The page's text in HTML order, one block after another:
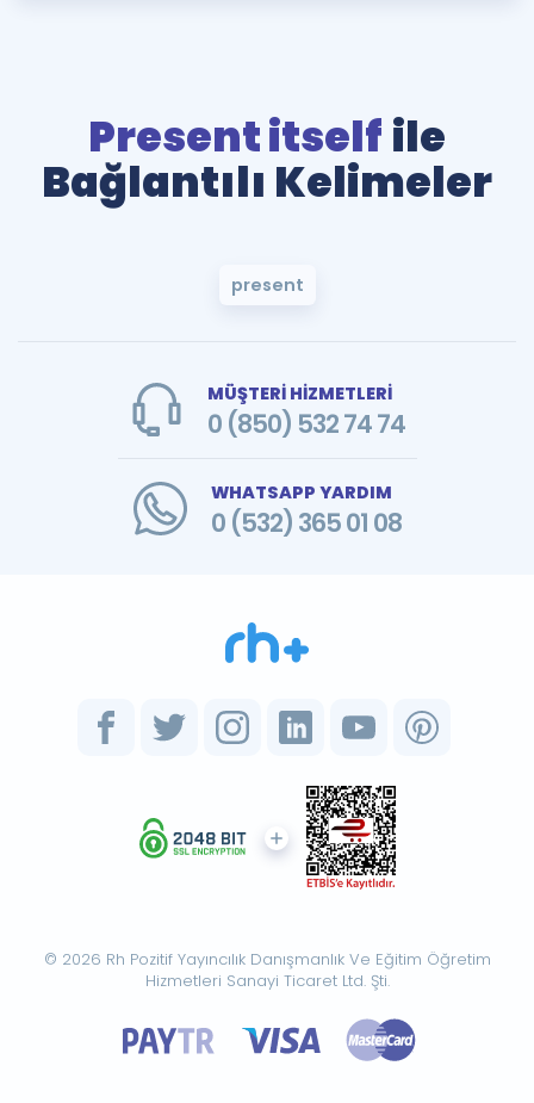
Present itself ile
Bağlantılı Kelimeler
present
MÜŞTERİ HİZMETLERİ
0 (850) 532 74 74
WHATSAPP YARDIM
0 (532) 365 01 08
© 2026 Rh Pozitif Yayıncılık Danışmanlık Ve Eğitim Öğretim
Hizmetleri Sanayi Ticaret Ltd. Şti.